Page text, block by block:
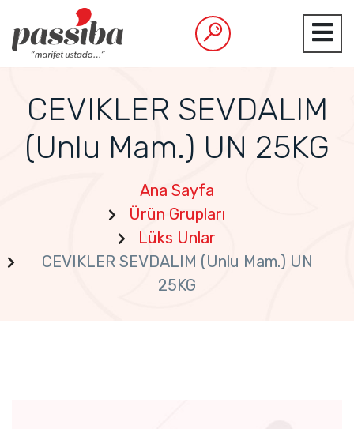
CEVIKLER SEVDALIM
(Unlu Mam.) UN 25KG
Ana Sayfa
Ürün Grupları
Lüks Unlar
CEVIKLER SEVDALIM (Unlu Mam.) UN
25KG